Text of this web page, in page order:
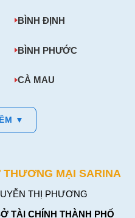
BÌNH ĐỊNH
BÌNH PHƯỚC
CÀ MAU
▼
MẠI SARINA
THỊ PHƯƠNG
TÀI CHÍNH THÀNH PHỐ